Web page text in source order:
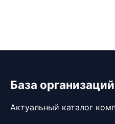
База организаций
Актуальный каталог